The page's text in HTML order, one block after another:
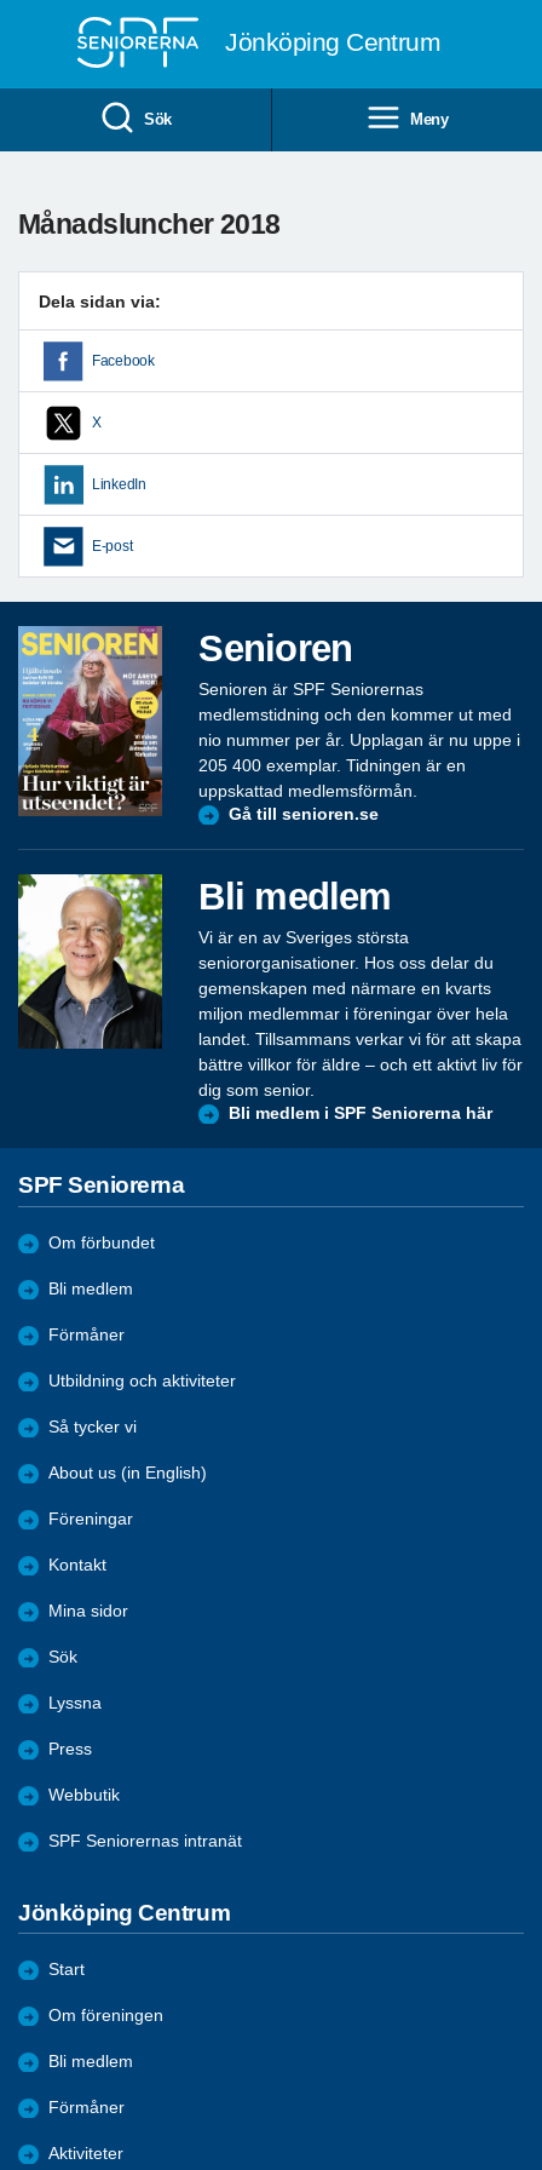
Jönköping Centrum
Sök Meny
Månadsluncher 2018
Dela sidan via:
Facebook
X
LinkedIn
E-post
Senioren
Senioren är SPF Seniorernas
medlemstidning och den kommer ut med
nio nummer per år. Upplagan är nu uppe i
205 400 exemplar. Tidningen är en
uppskattad medlemsförmån.
Gå till senioren.se
Bli medlem
Vi är en av Sveriges största
seniororganisationer. Hos oss delar du
gemenskapen med närmare en kvarts
miljon medlemmar i föreningar över hela
landet. Tillsammans verkar vi för att skapa
bättre villkor för äldre – och ett aktivt liv för
dig som senior.
Bli medlem i SPF Seniorerna här
SPF Seniorerna
Om förbundet
Bli medlem
Förmåner
Utbildning och aktiviteter
Så tycker vi
About us (in English)
Föreningar
Kontakt
Mina sidor
Sök
Lyssna
Press
Webbutik
SPF Seniorernas intranät
Jönköping Centrum
Start
Om föreningen
Bli medlem
Förmåner
Aktiviteter